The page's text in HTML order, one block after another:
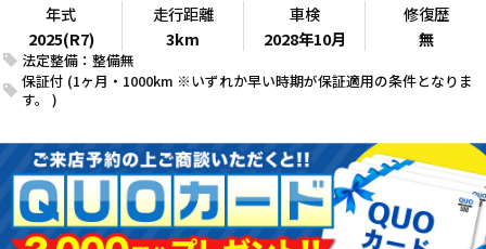
法定整備：整備無
保証付 (1ヶ月・1000km ※いずれか早い時期が保証適用の条件となりま
す。 )
年式
2025(R7)
走行距離
3km
車検
2028年10月
修復歴
無